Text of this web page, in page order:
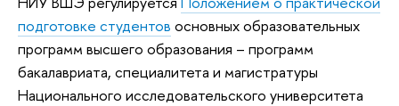
подготовке студентов основных образовательных
программ высшего образования – программ
бакалавриата, специалитета и магистратуры
Национального исследовательского университета